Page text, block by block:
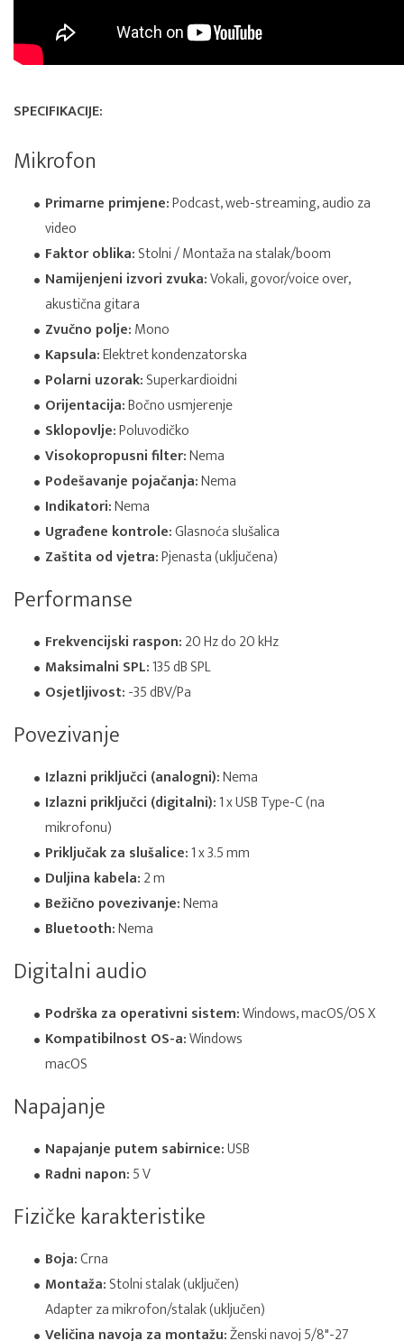
SPECIFIKACIJE:
Mikrofon
Primarne primjene:Podcast, web-streaming, audio za
video
Faktor oblika:Stolni / Montaža na stalak/boom
Namijenjeni izvori zvuka:Vokali, govor/voice over,
akustična gitara
Zvučno polje:Mono
Kapsula:Elektret kondenzatorska
Polarni uzorak:Superkardioidni
Orijentacija:Bočno usmjerenje
Sklopovlje:Poluvodičko
Visokopropusni filter:Nema
Podešavanje pojačanja:Nema
Indikatori:Nema
Ugrađene kontrole:Glasnoća slušalica
Zaštita od vjetra:Pjenasta (uključena)
Performanse
Frekvencijski raspon:20 Hz do 20 kHz
Maksimalni SPL:135 dB SPL
Osjetljivost:-35 dBV/Pa
Povezivanje
Izlazni priključci (analogni):Nema
Izlazni priključci (digitalni):1 x USB Type-C (na
mikrofonu)
Priključak za slušalice:1 x 3.5 mm
Duljina kabela:2 m
Bežično povezivanje:Nema
Bluetooth:Nema
Digitalni audio
Podrška za operativni sistem:Windows, macOS/OS X
Kompatibilnost OS-a:Windows
macOS
Napajanje
Napajanje putem sabirnice:USB
Radni napon:5 V
Fizičke karakteristike
Boja:Crna
Montaža:Stolni stalak (uključen)
Adapter za mikrofon/stalak (uključen)
Veličina navoja za montažu:Ženski navoj 5/8"-27